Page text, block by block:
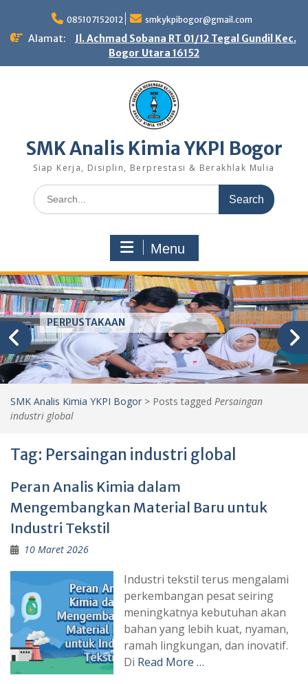
content
085107152012 smkykpibogor@gmail.com
Alamat:
Jl. Achmad Sobana RT 01/12 Tegal Gundil Kec.
Bogor Utara 16152
SMK Analis Kimia YKPI Bogor
Siap Kerja, Disiplin, Berprestasi & Berakhlak Mulia
Search
for:
Menu
PERPUSTAKAAN
SMK Analis Kimia YKPI Bogor > Posts tagged Persaingan
industri global
Tag: Persaingan industri global
Peran Analis Kimia dalam
Mengembangkan Material Baru untuk
Industri Tekstil
10 Maret 2026
Industri tekstil terus mengalami
perkembangan pesat seiring
meningkatnya kebutuhan akan
bahan yang lebih kuat, nyaman,
ramah lingkungan, dan inovatif.
Di Read More …